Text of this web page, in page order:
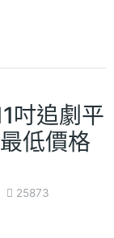
吋追劇平
低價格
25873